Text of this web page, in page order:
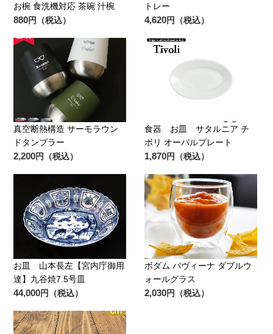
お椀 食洗機対応 茶碗 汁椀
880円（税込）
トレー
4,620円（税込）
真空断熱構造 サーモラウン
ドタンブラー
2,200円（税込）
食器 お皿 サタルニア チ
ボリ オーバルプレート
1,870円（税込）
お皿 山本長左【宮内庁御用
達】九谷焼7.5号皿
44,000円（税込）
ボダム パヴィーナ ダブルウ
ォールグラス
2,030円（税込）